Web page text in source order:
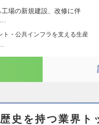
場の新規建設、改修に伴
ト・公共インフラを支える生産
史を持つ業界ト